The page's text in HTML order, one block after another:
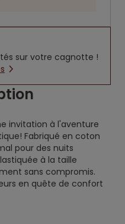
sur votre cagnotte !
invitation à l'aventure
Fabriqué en coton
pour des nuits
à la taille
sans compromis.
en quête de confort